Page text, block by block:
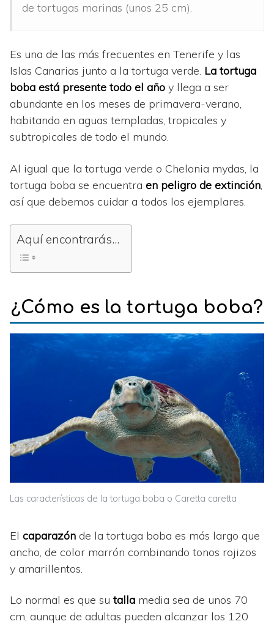
de tortugas marinas (unos 25 cm).
Es una de las más frecuentes en Tenerife y las
Islas Canarias junto a la tortuga verde. La tortuga
boba está presente todo el año y llega a ser
abundante en los meses de primavera-verano,
habitando en aguas templadas, tropicales y
subtropicales de todo el mundo.
Al igual que la tortuga verde o Chelonia mydas, la
tortuga boba se encuentra en peligro de extinción,
así que debemos cuidar a todos los ejemplares.
Aquí encontrarás...
¿Cómo es la tortuga boba?
Las características de la tortuga boba o Caretta caretta
El caparazón de la tortuga boba es más largo que
ancho, de color marrón combinando tonos rojizos
y amarillentos.
Lo normal es que su talla media sea de unos 70
cm, aunque de adultas pueden alcanzar los 120